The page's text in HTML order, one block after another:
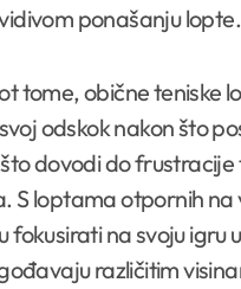
ponašanju lopte.
tome, obične teniske
odskok nakon što
dovodi do frustracije
S loptama otpornih na
fokusirati na svoju igru
različitim